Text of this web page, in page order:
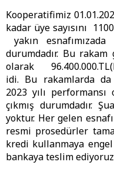
Kooperatifimiz
kadar üye sayısını
yakın
durumdadır. Bu
olarak
idi. Bu rakamlarda
2023 yılı
çıkmış durumdadır.
yoktur. Her gelen
resmi prosedürler
kredi kullanmaya
bankaya teslim